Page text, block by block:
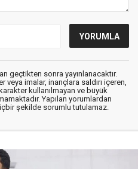
geçtikten sonra yayınlanacaktır.
imalar, inançlara saldırı içeren,
kullanılmayan ve büyük
Yapılan yorumlardan
şekilde sorumlu tutulamaz.